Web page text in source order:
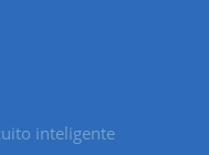
inteligente